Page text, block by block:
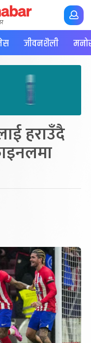
जीवनशैली
हराउँदै